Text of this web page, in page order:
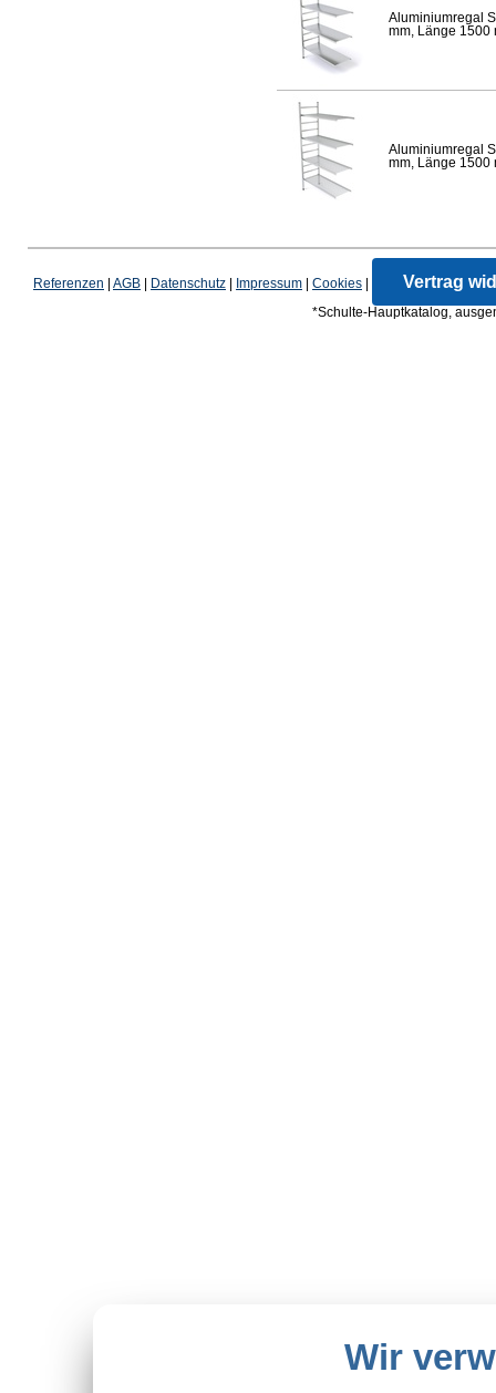
Aluminiumregal
mm, Länge 1500
Aluminiumregal
mm, Länge 1500
Referenzen AGB Datenschutz Impressum Cookies Vertrag
*Schulte-Hauptkatalog,
Wir